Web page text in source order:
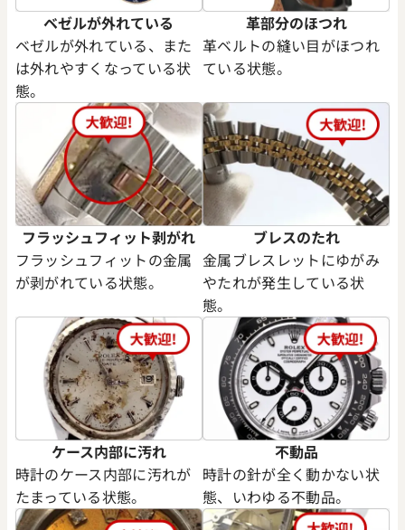
ベゼルが外れている
ベゼルが外れている、また
は外れやすくなっている状
態。
革部分のほつれ
革ベルトの縫い目がほつれ
ている状態。
フラッシュフィット剥がれ
フラッシュフィットの金属
が剥がれている状態。
ブレスのたれ
金属ブレスレットにゆがみ
やたれが発生している状
態。
ケース内部に汚れ
時計のケース内部に汚れが
たまっている状態。
不動品
時計の針が全く動かない状
態、いわゆる不動品。